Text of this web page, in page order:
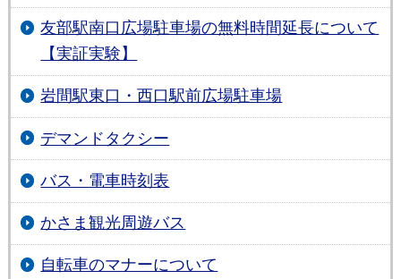
友部駅南口広場駐車場の無料時間延長について
【実証実験】
岩間駅東口・西口駅前広場駐車場
デマンドタクシー
バス・電車時刻表
かさま観光周遊バス
自転車のマナーについて